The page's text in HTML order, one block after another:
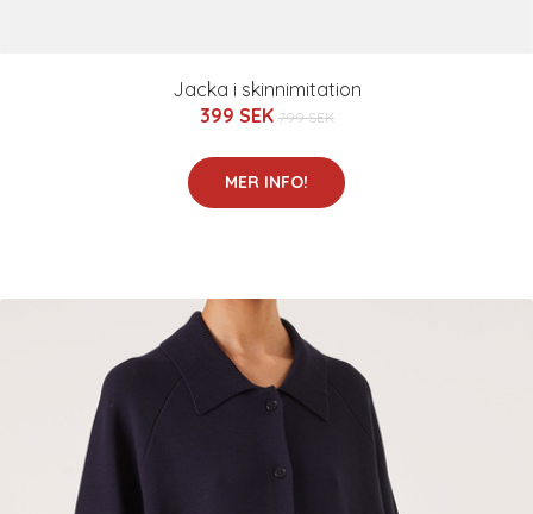
Jacka i skinnimitation
399 SEK 799 SEK
MER INFO!